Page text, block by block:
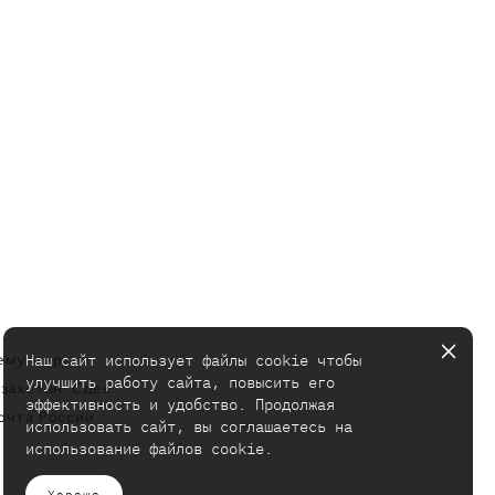
миру.
Сдек
России
Наш сайт использует файлы cookie чтобы
улучшить работу сайта, повысить его
эффективность и удобство. Продолжая
использовать сайт, вы соглашаетесь на
использование файлов cookie.